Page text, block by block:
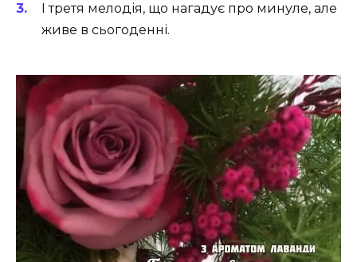
І третя мелодія, що нагадує про минуле, але
живе в сьогоденні.